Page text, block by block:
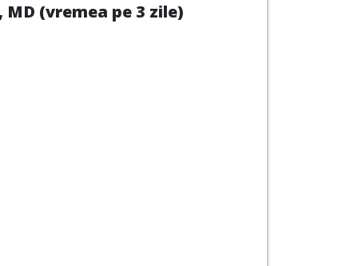
(vremea pe 3 zile)